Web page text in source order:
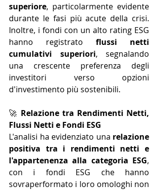
superiore, particolarmente evidente
durante le fasi più acute della crisi.
Inoltre, i fondi con un alto rating ESG
hanno registrato flussi netti
cumulativi superiori, segnalando
una crescente preferenza degli
investitori verso opzioni
d'investimento più sostenibili.
🚀 Relazione tra Rendimenti Netti,
Flussi Netti e Fondi ESG
L'analisi ha evidenziato una relazione
positiva tra i rendimenti netti e
l'appartenenza alla categoria ESG,
con i fondi ESG che hanno
sovraperformato i loro omologhi non